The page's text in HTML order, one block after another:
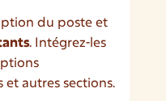
du poste et
. Intégrez-les
et autres sections.